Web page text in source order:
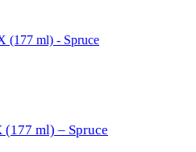
(177 ml) – Spruce